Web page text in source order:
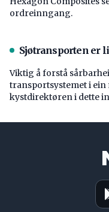
ordreinngang.
Sjøtransporten er
Viktig å forstå
transport­systemet i
kystdirektøren i dette